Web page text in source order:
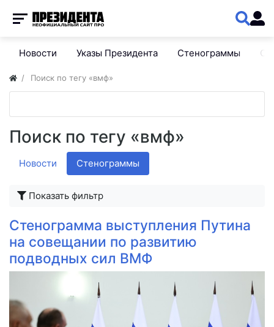
Новости Указы Президента Стенограммы
Поиск по тегу «вмф»
Поиск по тегу «вмф»
Новости Стенограммы
Показать фильтр
Стенограмма выступления Путина
на совещании по развитию
подводных сил ВМФ